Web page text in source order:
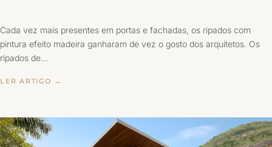
Cada vez mais presentes em portas e fachadas, os ripados com
pintura efeito madeira ganharam de vez o gosto dos arquitetos. Os
ripados de…
LER ARTIGO →